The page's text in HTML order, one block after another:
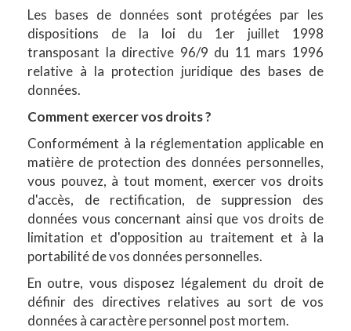
Les bases de données sont protégées par les
dispositions de la loi du 1er juillet 1998
transposant la directive 96/9 du 11 mars 1996
relative à la protection juridique des bases de
données.
Comment exercer vos droits ?
Conformément à la réglementation applicable en
matière de protection des données personnelles,
vous pouvez, à tout moment, exercer vos droits
d'accès, de rectification, de suppression des
données vous concernant ainsi que vos droits de
limitation et d'opposition au traitement et à la
portabilité de vos données personnelles.
En outre, vous disposez légalement du droit de
définir des directives relatives au sort de vos
données à caractère personnel post mortem.